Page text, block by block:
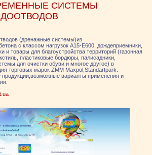
СИСТЕМЫ
(дренажные системы)из
с классом нагрузок А15-Е600, дождеприемники,
и товары для благоустройства территорий (газонная
пластиковые бордюры, палисадники,
для очистки обуви и многое другое) в
торговых марок ZMM Maxpol,Standartpark.
продукции,возможные варианты применения и